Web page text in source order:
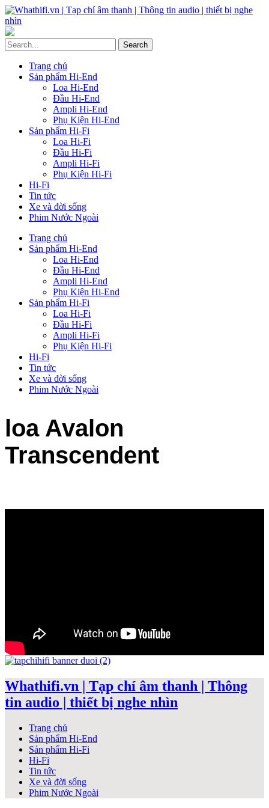
Trang chủ
Sản phẩm Hi-End
Loa Hi-End
Đầu Hi-End
Ampli Hi-End
Phụ Kiện Hi-End
Sản phẩm Hi-Fi
Loa Hi-Fi
Đầu Hi-Fi
Ampli Hi-Fi
Phụ Kiện Hi-Fi
Hi-Fi
Tin tức
Xe và đời sống
Phim Nước Ngoài
Trang chủ
Sản phẩm Hi-End
Loa Hi-End
Đầu Hi-End
Ampli Hi-End
Phụ Kiện Hi-End
Sản phẩm Hi-Fi
Loa Hi-Fi
Đầu Hi-Fi
Ampli Hi-Fi
Phụ Kiện Hi-Fi
Hi-Fi
Tin tức
Xe và đời sống
Phim Nước Ngoài
loa Avalon
Transcendent
Whathifi.vn | Tạp chí âm thanh | Thông
tin audio | thiết bị nghe nhìn
Trang chủ
Sản phẩm Hi-End
Sản phẩm Hi-Fi
Hi-Fi
Tin tức
Xe và đời sống
Phim Nước Ngoài